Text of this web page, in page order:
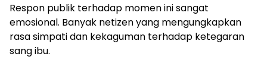
Respon publik terhadap momen ini sangat
emosional. Banyak netizen yang mengungkapkan
rasa simpati dan kekaguman terhadap ketegaran
sang ibu.